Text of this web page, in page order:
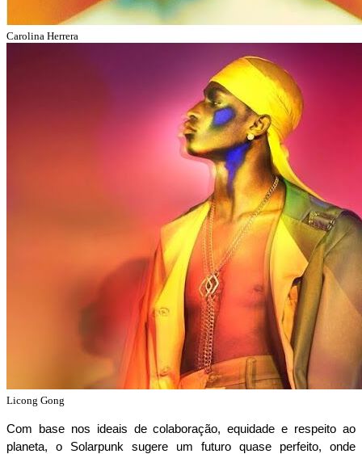
Carolina Herrera
Licong Gong
Com base nos ideais de colaboração, equidade e respeito ao
planeta, o Solarpunk sugere um futuro quase perfeito, onde